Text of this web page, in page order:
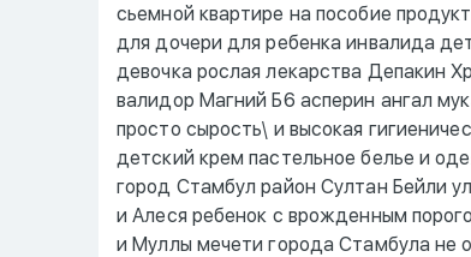
сьемной квартире на пособие
для дочери для ребенка инвалида
девочка рослая лекарства Депакин
валидор Магний Б6 асперин ангал
просто сырость\ и высокая
детский крем пастельное белье и
город Стамбул район Султан Бейли
и Алеся ребенок с врожденным
и Муллы мечети города Стамбула